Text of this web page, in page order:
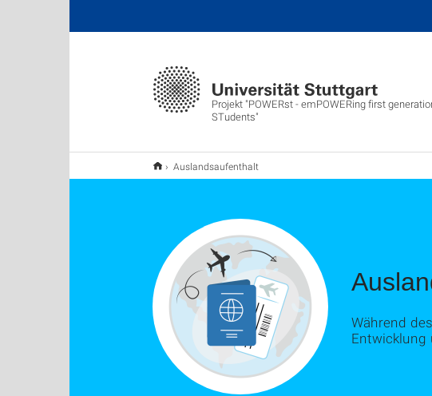
Projekt "POWERst - emPOWERing first
STudents"
Auslandsaufenthalt
Während
Entwicklung